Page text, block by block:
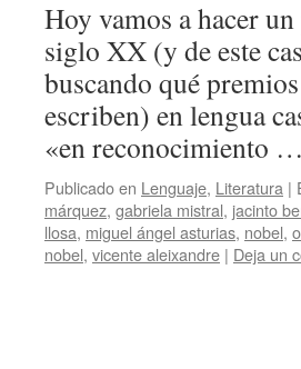
Hoy vamos a hacer
siglo XX (y de este
buscando qué
escriben) en lengua
«en reconocimiento …
Publicado en Lenguaje, Literatura |
márquez, gabriela mistral, jacinto
llosa, miguel ángel asturias, nobel,
nobel, vicente aleixandre | Deja un